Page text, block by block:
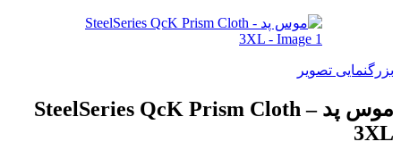
بزرگنمایی تصویر
موس پد SteelSeries QcK Prism Cloth –
3XL